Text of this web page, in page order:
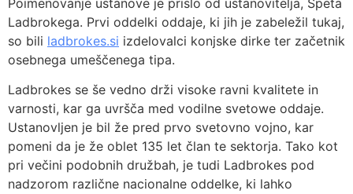
Ladbrokega. Prvi oddelki oddaje, ki jih je zabeležil tukaj,
so bili ladbrokes.si izdelovalci konjske dirke ter začetnik
osebnega umeščenega tipa.
Ladbrokes se še vedno drži visoke ravni kvalitete in
varnosti, kar ga uvršča med vodilne svetowe oddaje.
Ustanovljen je bil že pred prvo svetovno vojno, kar
pomeni da je že oblet 135 let član te sektorja. Tako kot
pri večini podobnih družbah, je tudi Ladbrokes pod
nadzorom različne nacionalne oddelke, ki lahko